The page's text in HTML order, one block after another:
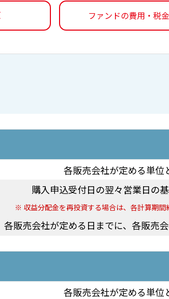
ファンドの費用・税金
各販売会社が定める単位
購入申込受付日の翌々営業日の
収益分配金を再投資する場合は、各計算期
各販売会社が定める日までに、各販売
各販売会社が定める単位